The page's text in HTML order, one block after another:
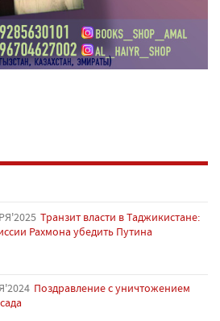
Транзит власти в Таджикистане:
Рахмона убедить Путина
Поздравление с уничтожением